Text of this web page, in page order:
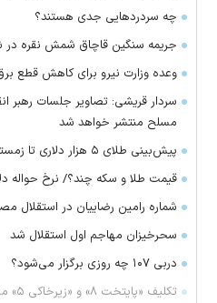
چه سردرد‌هایی جدی هستند؟
جریمه سنگین قاچاق شمش نقره در
وعده وزارت نیرو برای کاهش قطع
سردار قریشی: تصاویر جلسات رهبر
مسلح منتشر خواهد شد
پیش‌بینی طلای ۵ هزار دلاری تا زمستان ۲۰۲۶
قیمت طلا و سکه چند؟/ نرخ حواله
شماره رامین رضاییان در استقلال
سحرخیزان مهاجم اول استقلال شد
دربی ۱۰۷ چه روزی برگزار می‌شود؟
تکلیف «پایتخت ۸» و «زیرخاکی ۵» مشخص شد